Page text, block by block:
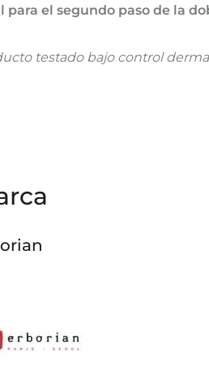
para el segundo paso de la
testado bajo control